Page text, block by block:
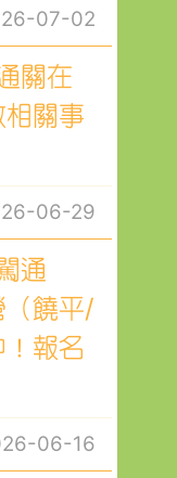
07-02
關在
關事
06-29
通
（饒平/
報名
06-16